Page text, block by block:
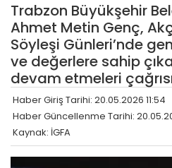
Trabzon Büyükşehir
Ahmet Metin Genç,
Söyleşi Günleri’nde
ve değerlere sahip
devam etmeleri
Haber Giriş Tarihi: 20.05.2026 11:54
Haber Güncellenme Tarihi:
Kaynak: İGFA